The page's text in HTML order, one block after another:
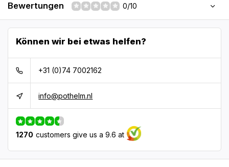
Bewertungen 0/10
Können wir bei etwas helfen?
+31 (0)74 7002162
info@pothelm.nl
1270 customers give us a 9.6 at